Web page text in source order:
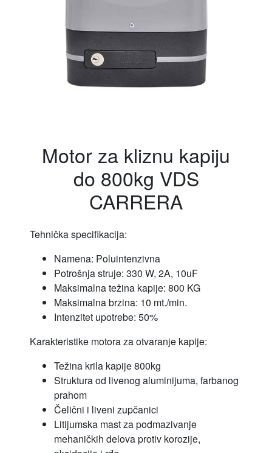
Motor za kliznu kapiju
do 800kg VDS
CARRERA
Tehnička specifikacija:
Namena: Poluintenzivna
Potrošnja struje: 330 W, 2A, 10uF
Maksimalna težina kapije: 800 KG
Maksimalna brzina: 10 mt./min.
Intenzitet upotrebe: 50%
Karakteristike motora za otvaranje kapije:
Težina krila kapije 800kg
Struktura od livenog aluminijuma, farbanog
prahom
Čelični i liveni zupčanici
Litijumska mast za podmazivanje
mehaničkih delova protiv korozije,